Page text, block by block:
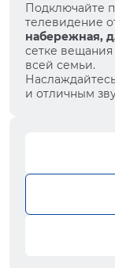
Подключайте
телевидение
набережная,
сетке
всей семьи.
и отличным